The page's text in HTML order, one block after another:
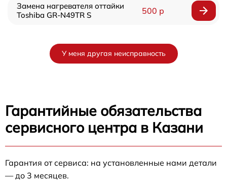
Замена нагревателя оттайки
Toshiba GR-N49TR S
500 р
У меня другая неисправность
Гарантийные обязательства
сервисного центра в Казани
Гарантия от сервиса: на установленные нами детали
— до 3 месяцев.